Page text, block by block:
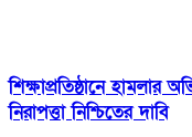
শিক্ষাপ্রতিষ্ঠানে হামলার
নিরাপত্তা নিশ্চিতের দাবি